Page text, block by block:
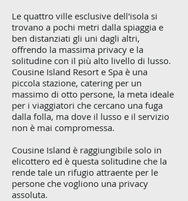
Le quattro ville esclusive dell'isola si
trovano a pochi metri dalla spiaggia e
ben distanziati gli uni dagli altri,
offrendo la massima privacy e la
solitudine con il più alto livello di lusso.
Cousine Island Resort e Spa è una
piccola stazione, catering per un
massimo di otto persone, la meta ideale
per i viaggiatori che cercano una fuga
dalla folla, ma dove il lusso e il servizio
non è mai compromessa.
Cousine Island è raggiungibile solo in
elicottero ed è questa solitudine che la
rende tale un rifugio attraente per le
persone che vogliono una privacy
assoluta.